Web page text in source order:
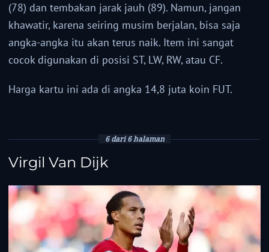
(78) dan tembakan jarak jauh (89). Namun, jangan
khawatir, karena seiring musim berjalan, bisa saja
angka-angka itu akan terus naik. Item ini sangat
cocok digunakan di posisi ST, LW, RW, atau CF.
Harga kartu ini ada di angka 14,8 juta koin FUT.
6 dari 6 halaman
Virgil Van Dijk